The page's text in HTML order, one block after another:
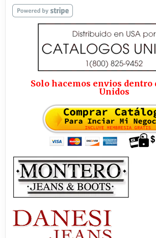
Solo hacemos envios dentro
Unidos